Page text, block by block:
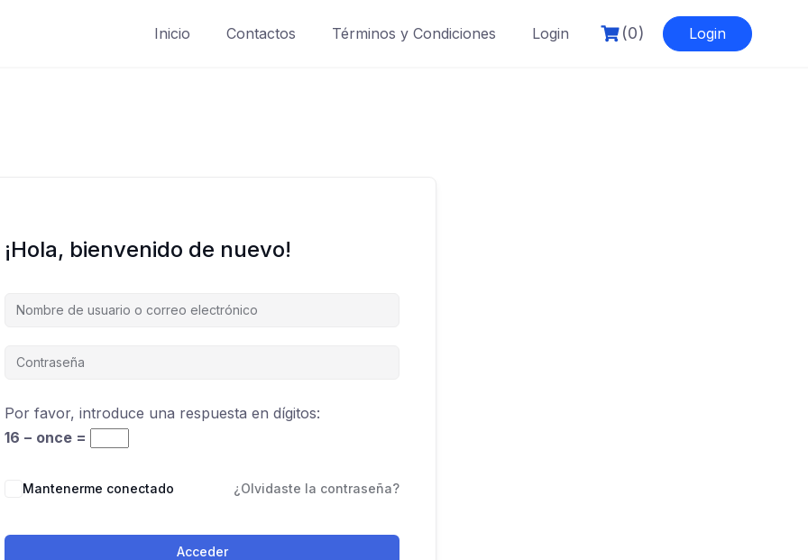
Inicio Contactos Términos y Condiciones Login (0) Login
¡Hola, bienvenido de nuevo!
Por favor, introduce una respuesta en dígitos:
16 − once =
Mantenerme conectado ¿Olvidaste la contraseña?
Acceder